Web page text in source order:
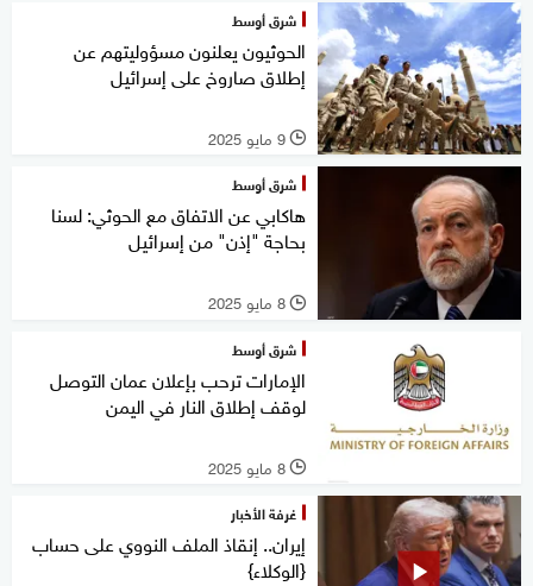
شرق أوسط
الحوثيون يعلنون مسؤوليتهم عن
إطلاق صاروخ على إسرائيل
l 9 مايو 2025
شرق أوسط
هاكابي عن الاتفاق مع الحوثي: لسنا
بحاجة "إذن" من إسرائيل
l 8 مايو 2025
شرق أوسط
الإمارات ترحب بإعلان عمان التوصل
لوقف إطلاق النار في اليمن
l 8 مايو 2025
غرفة الأخبار
إيران.. إنقاذ الملف النووي على حساب
{الوكلاء}